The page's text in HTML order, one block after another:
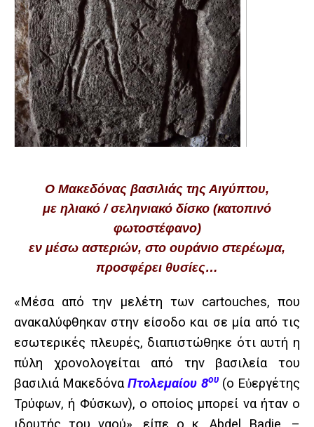
Ο Μακεδόνας βασιλιάς της Αιγύπτου,
με ηλιακό / σεληνιακό δίσκο (κατοπινό
φωτοστέφανο)
εν μέσω αστεριών, στο ουράνιο στερέωμα,
προσφέρει θυσίες…
«Μέσα από την μελέτη των cartouches, που
ανακαλύφθηκαν στην είσοδο και σε μία από τις
εσωτερικές πλευρές, διαπιστώθηκε ότι αυτή η
πύλη χρονολογείται από την βασιλεία του
βασιλιά ΜακεδόναΠτολεμαίου 8ου(ο Εὐεργέτης
Τρύφων, ή Φύσκων), ο οποίος μπορεί να ήταν ο